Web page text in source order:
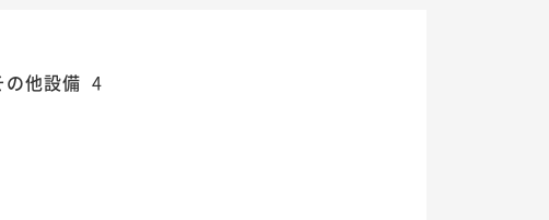
の他設備 4